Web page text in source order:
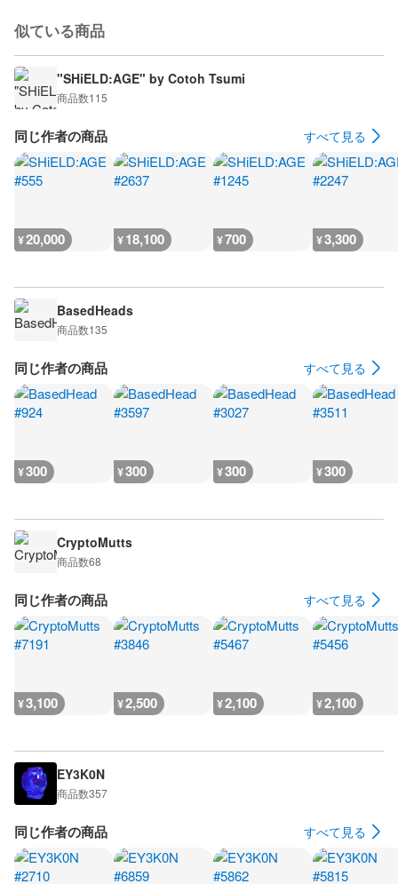
似ている商品
"SHiELD:AGE" by Cotoh Tsumi
商品数115
同じ作者の商品 すべて見る
¥20,000 ¥18,100 ¥700 ¥3,300
BasedHeads
商品数135
同じ作者の商品 すべて見る
¥300 ¥300 ¥300 ¥300
CryptoMutts
商品数68
同じ作者の商品 すべて見る
¥3,100 ¥2,500 ¥2,100 ¥2,100
EY3K0N
商品数357
同じ作者の商品 すべて見る